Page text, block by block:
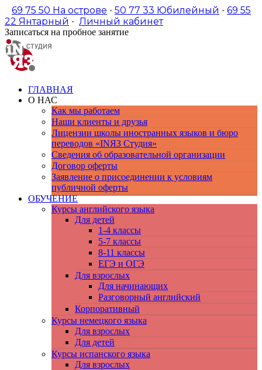
69 75 50 На острове · 50 77 33 Юбилейный · 69 55
22 Янтарный · Личный кабинет
Записаться на пробное занятие
ГЛАВНАЯ
О НАС
Как мы работаем
Наши клиенты и друзья
Лицензии школы иностранных языков и бюро
переводов «INЯЗ Студия»
Сведения об образовательной организации
Договор оферты
Заявление о присоединении к условиям
публичной оферты
ОБУЧЕНИЕ
Курсы английского языка
Для детей
1-4 классы
5-7 классы
8-11 классы
ЕГЭ и ОГЭ
Для взрослых
Для начинающих
Разговорный английский
Корпоративный
Курсы немецкого языка
Для взрослых
Для детей
Курсы испанского языка
Для взрослых